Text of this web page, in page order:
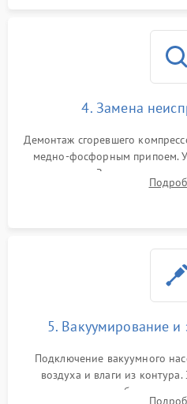
4. Замена
Демонтаж сгоревшего
медно-фосфорным припоем.
осушителя. Замена
сломанных заслонок или
5. Вакуумирование
Подключение вакуумного
воздуха и влаги из
дозированным объемом